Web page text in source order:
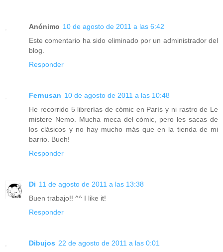
Anónimo 10 de agosto de 2011 a las 6:42
Este comentario ha sido eliminado por un administrador del
blog.
Responder
Fernusan 10 de agosto de 2011 a las 10:48
He recorrido 5 librerías de cómic en París y ni rastro de Le
mistere Nemo. Mucha meca del cómic, pero les sacas de
los clásicos y no hay mucho más que en la tienda de mi
barrio. Bueh!
Responder
Di 11 de agosto de 2011 a las 13:38
Buen trabajo!! ^^ I like it!
Responder
Dibujos 22 de agosto de 2011 a las 0:01